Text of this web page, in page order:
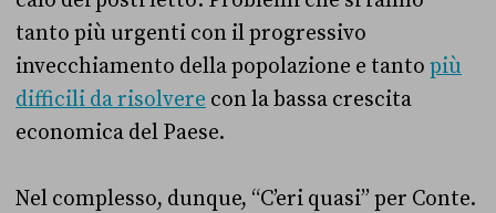
tanto più urgenti con il progressivo
invecchiamento della popolazione e tanto più
difficili da risolvere con la bassa crescita
economica del Paese.
Nel complesso, dunque, “C’eri quasi” per Conte.